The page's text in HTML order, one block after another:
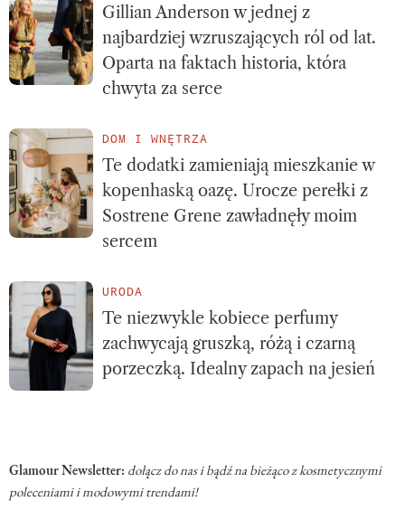
Gillian Anderson w jednej z
najbardziej wzruszających ról od lat.
Oparta na faktach historia, która
chwyta za serce
DOM I WNĘTRZA
Te dodatki zamieniają mieszkanie w
kopenhaską oazę. Urocze perełki z
Sostrene Grene zawładnęły moim
sercem
URODA
Te niezwykle kobiece perfumy
zachwycają gruszką, różą i czarną
porzeczką. Idealny zapach na jesień
Glamour Newsletter: dołącz do nas i bądź na bieżąco z kosmetycznymi
poleceniami i modowymi trendami!